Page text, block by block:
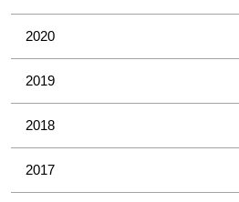
2020
2019
2018
2017